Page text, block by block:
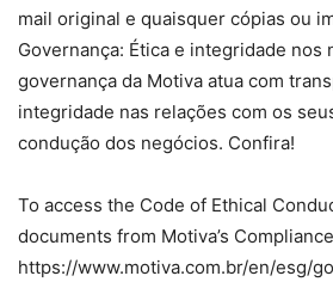
mail original e quaisquer cópias ou
Governança: Ética e integridade nos
governança da Motiva atua com
integridade nas relações com os
condução dos negócios. Confira!
To access the Code of Ethical
documents from Motiva’s
https://www.motiva.com.br/en/esg/